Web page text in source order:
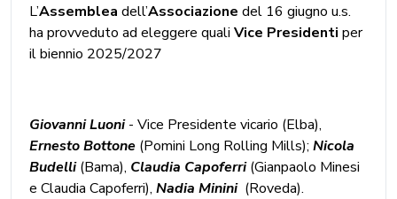
L’Assemblea dell’Associazione del 16 giugno u.s.
ha provveduto ad eleggere quali Vice Presidenti per
il biennio 2025/2027
Giovanni Luoni- Vice Presidente vicario (Elba),
Ernesto Bottone (Pomini Long Rolling Mills); Nicola
Budelli(Bama), Claudia Capoferri(Gianpaolo Minesi
e Claudia Capoferri), Nadia Minini (Roveda).